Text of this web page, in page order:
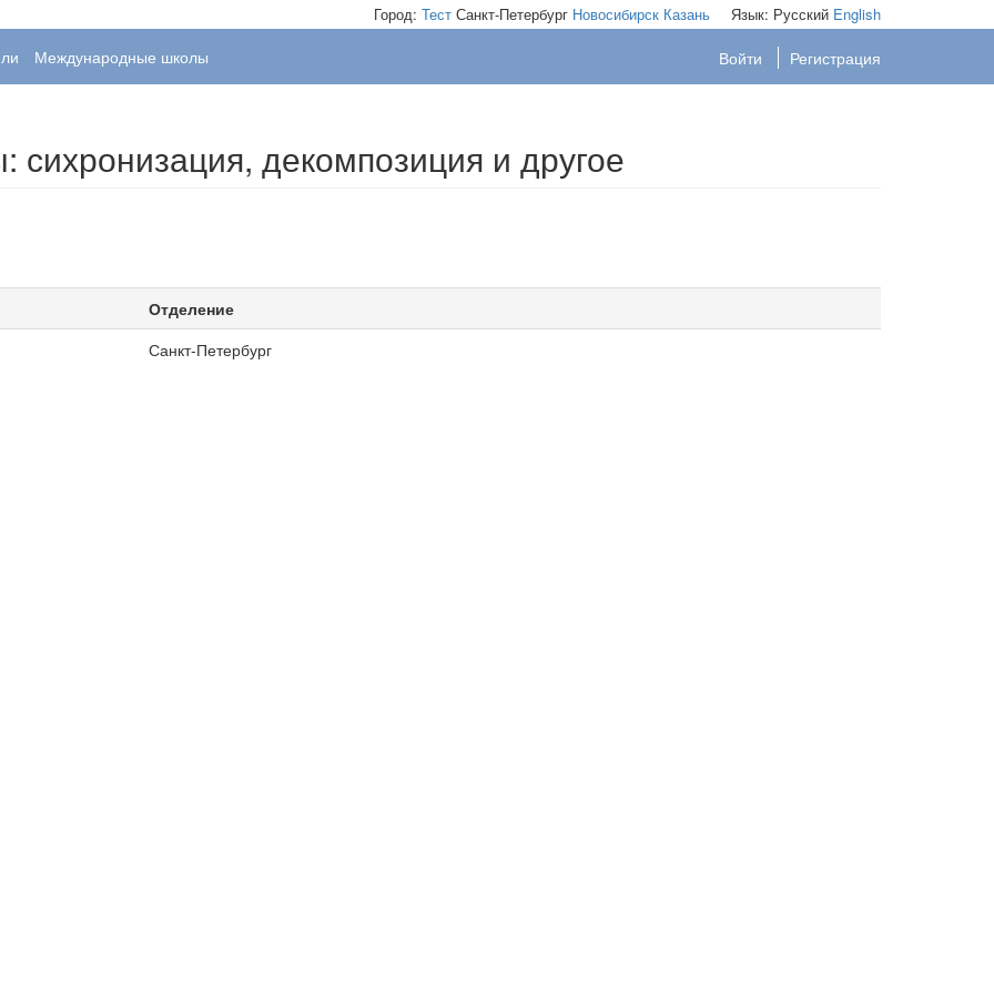
Город: Тест Санкт-Петербург Новосибирск Казань Язык: Русский English
Международные школы Войти Регистрация
декомпозиция и другое
Отделение
Санкт-Петербург